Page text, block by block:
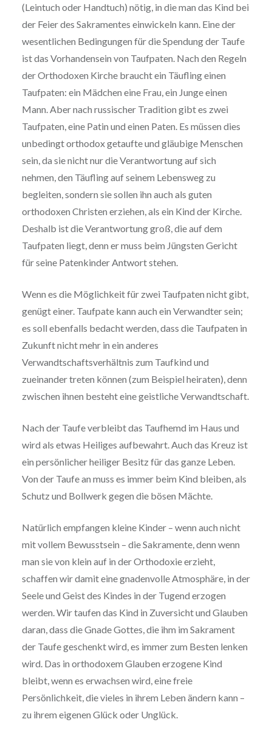
(Leintuch oder Handtuch) nötig, in die man das Kind bei
der Feier des Sakramentes einwickeln kann. Eine der
wesentlichen Bedingungen für die Spendung der Taufe
ist das Vorhandensein von Taufpaten. Nach den Regeln
der Orthodoxen Kirche braucht ein Täufling einen
Taufpaten: ein Mädchen eine Frau, ein Junge einen
Mann. Aber nach russischer Tradition gibt es zwei
Taufpaten, eine Patin und einen Paten. Es müssen dies
unbedingt orthodox getaufte und gläubige Menschen
sein, da sie nicht nur die Verantwortung auf sich
nehmen, den Täufling auf seinem Lebensweg zu
begleiten, sondern sie sollen ihn auch als guten
orthodoxen Christen erziehen, als ein Kind der Kirche.
Deshalb ist die Verantwortung groß, die auf dem
Taufpaten liegt, denn er muss beim Jüngsten Gericht
für seine Patenkinder Antwort stehen.
Wenn es die Möglichkeit für zwei Taufpaten nicht gibt,
genügt einer. Taufpate kann auch ein Verwandter sein;
es soll ebenfalls bedacht werden, dass die Taufpaten in
Zukunft nicht mehr in ein anderes
Verwandtschaftsverhältnis zum Taufkind und
zueinander treten können (zum Beispiel heiraten), denn
zwischen ihnen besteht eine geistliche Verwandtschaft.
Nach der Taufe verbleibt das Taufhemd im Haus und
wird als etwas Heiliges aufbewahrt. Auch das Kreuz ist
ein persönlicher heiliger Besitz für das ganze Leben.
Von der Taufe an muss es immer beim Kind bleiben, als
Schutz und Bollwerk gegen die bösen Mächte.
Natürlich empfangen kleine Kinder – wenn auch nicht
mit vollem Bewusstsein – die Sakramente, denn wenn
man sie von klein auf in der Orthodoxie erzieht,
schaffen wir damit eine gnadenvolle Atmosphäre, in der
Seele und Geist des Kindes in der Tugend erzogen
werden. Wir taufen das Kind in Zuversicht und Glauben
daran, dass die Gnade Gottes, die ihm im Sakrament
der Taufe geschenkt wird, es immer zum Besten lenken
wird. Das in orthodoxem Glauben erzogene Kind
bleibt, wenn es erwachsen wird, eine freie
Persönlichkeit, die vieles in ihrem Leben ändern kann –
zu ihrem eigenen Glück oder Unglück.